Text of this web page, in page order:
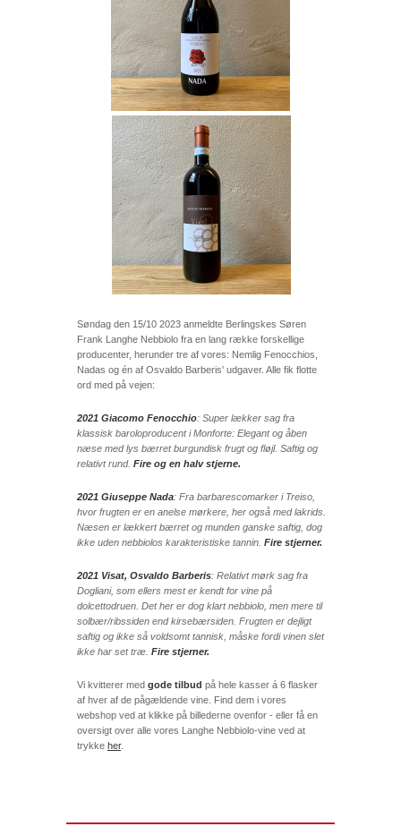
Søndag den 15/10 2023 anmeldte Berlingskes Søren
Frank Langhe Nebbiolo fra en lang række forskellige
producenter, herunder tre af vores: Nemlig Fenocchios,
Nadas og én af Osvaldo Barberis' udgaver. Alle fik flotte
ord med på vejen:
2021 Giacomo Fenocchio: Super lækker sag fra
klassisk baroloproducent i Monforte: Elegant og åben
næse med lys bærret burgundisk frugt og fløjl. Saftig og
relativt rund. Fire og en halv stjerne.
2021 Giuseppe Nada: Fra barbarescomarker i Treiso,
hvor frugten er en anelse mørkere, her også med lakrids.
Næsen er lækkert bærret og munden ganske saftig, dog
ikke uden nebbiolos karakteristiske tannin. Fire stjerner.
2021 Visat, Osvaldo Barberis: Relativt mørk sag fra
Dogliani, som ellers mest er kendt for vine på
dolcettodruen. Det her er dog klart nebbiolo, men mere til
solbær/ribssiden end kirsebærsiden. Frugten er dejligt
saftig og ikke så voldsomt tannisk, måske fordi vinen slet
ikke har set træ. Fire stjerner.
Vi kvitterer med gode tilbud på hele kasser á 6 flasker
af hver af de pågældende vine. Find dem i vores
webshop ved at klikke på billederne ovenfor - eller få en
oversigt over alle vores Langhe Nebbiolo-vine ved at
trykke her.